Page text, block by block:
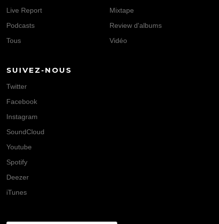
Live Report
Mixtape
Podcasts
Review d'albums
Tous
Vidéo
SUIVEZ-NOUS
Twitter
Facebook
Instagram
SoundCloud
Youtube
Spotify
Deezer
iTunes